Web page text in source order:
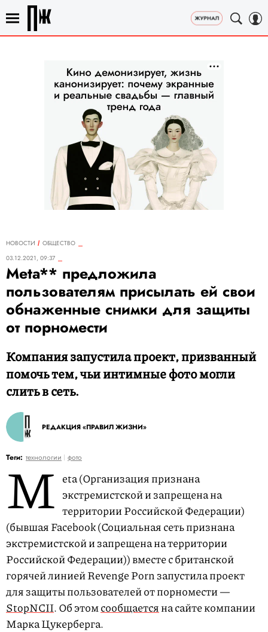
НОВОСТИ
ОБЩЕСТВО
03.12.2021, 09:37
Meta** предложила
пользователям присылать ей свои
обнаженные снимки для защиты
от порномести
Компания запустила проект, призванный
помочь тем, чьи интимные фото могли
слить в сеть.
РЕДАКЦИЯ «ПРАВИЛ ЖИЗНИ»
Теги: технологии фото
M eta (Организация признана
экстремистской и запрещена на
территории Российской Федерации)
(бывшая Facebook (Социальная сеть признана
экстремистской и запрещена на территории
Российской Федерации)) вместе с британской
горячей линией Revenge Porn запустила проект
для защиты пользователей от порномести —
StopNCII. Об этомсообщаетсяна сайте компании
Марка Цукерберга.